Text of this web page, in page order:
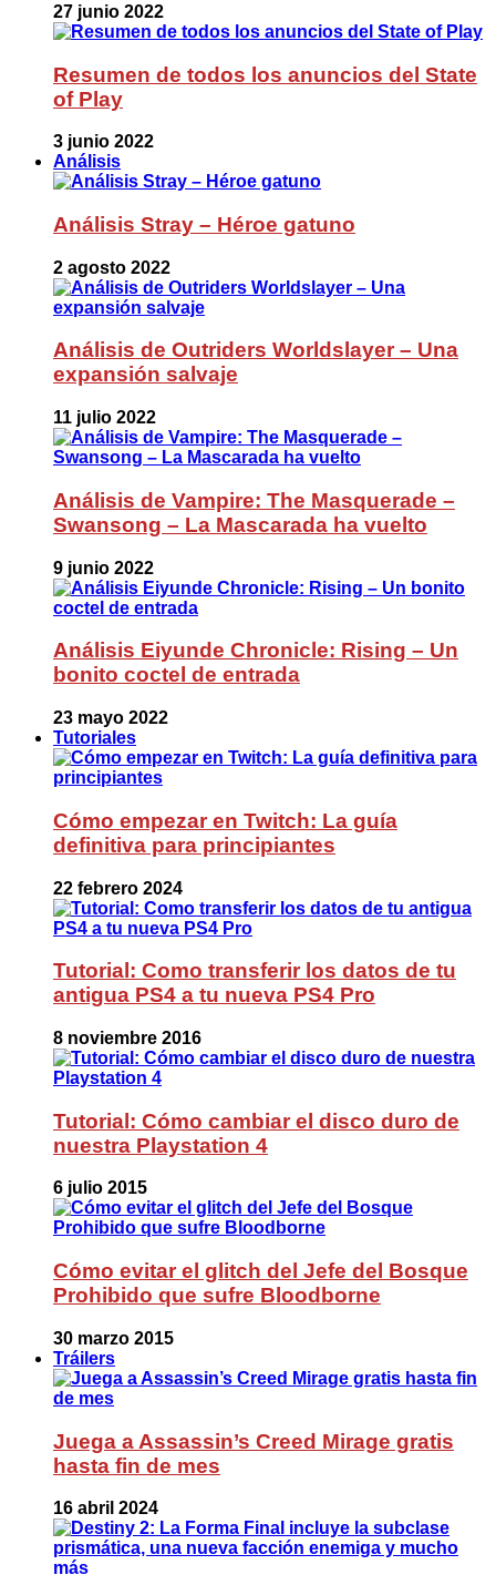
27 junio 2022
Resumen de todos los anuncios del State
of Play
3 junio 2022
Análisis
Análisis Stray – Héroe gatuno
2 agosto 2022
Análisis de Outriders Worldslayer – Una
expansión salvaje
11 julio 2022
Análisis de Vampire: The Masquerade –
Swansong – La Mascarada ha vuelto
9 junio 2022
Análisis Eiyunde Chronicle: Rising – Un
bonito coctel de entrada
23 mayo 2022
Tutoriales
Cómo empezar en Twitch: La guía
definitiva para principiantes
22 febrero 2024
Tutorial: Como transferir los datos de tu
antigua PS4 a tu nueva PS4 Pro
8 noviembre 2016
Tutorial: Cómo cambiar el disco duro de
nuestra Playstation 4
6 julio 2015
Cómo evitar el glitch del Jefe del Bosque
Prohibido que sufre Bloodborne
30 marzo 2015
Tráilers
Juega a Assassin’s Creed Mirage gratis
hasta fin de mes
16 abril 2024